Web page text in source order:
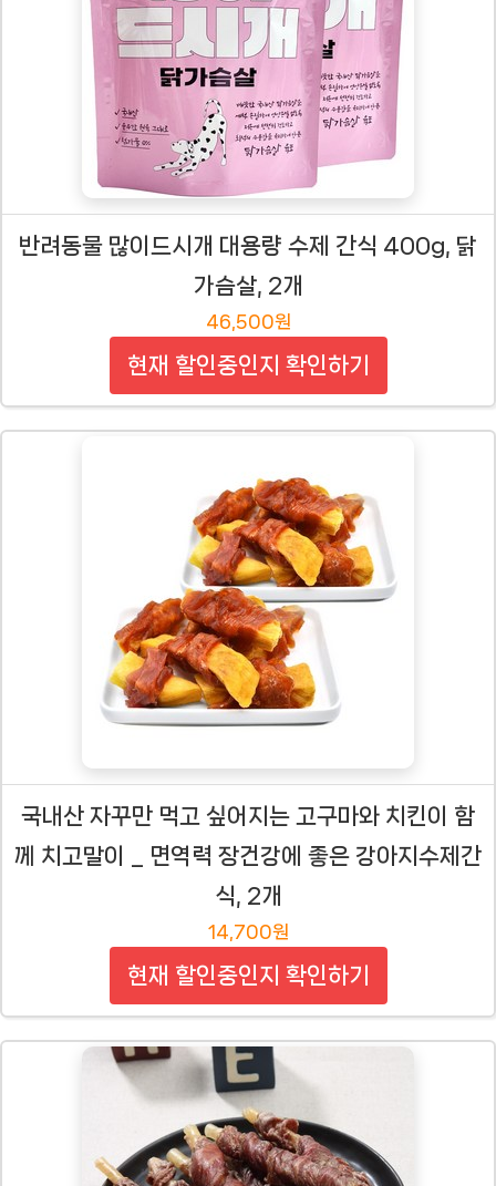
반려동물 많이드시개 대용량 수제 간식 400g, 닭
가슴살, 2개
46,500원
현재 할인중인지 확인하기
국내산 자꾸만 먹고 싶어지는 고구마와 치킨이 함
께 치고말이 _ 면역력 장건강에 좋은 강아지수제간
식, 2개
14,700원
현재 할인중인지 확인하기